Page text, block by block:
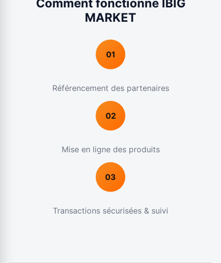
Comment fonctionne IBIG
MARKET
01
Référencement des partenaires
02
Mise en ligne des produits
03
Transactions sécurisées & suivi